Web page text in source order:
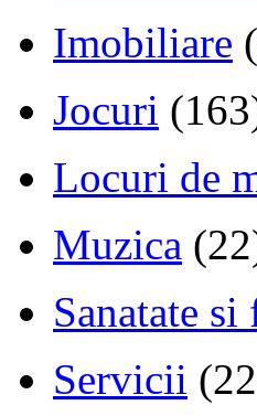
Imobiliare
Jocuri
Locuri de
Muzica
Sanatate si
Servicii